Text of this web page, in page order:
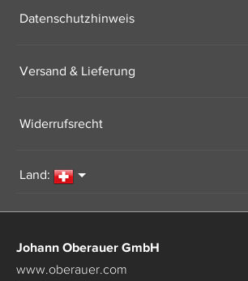
Datenschutzhinweis
Versand & Lieferung
Widerrufsrecht
Land:
Johann Oberauer GmbH
www.oberauer.com